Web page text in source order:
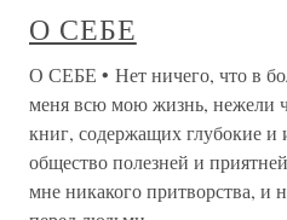
О СЕБЕ
О СЕБЕ • Нет ничего, что в
меня всю мою жизнь, нежели
книг, содержащих глубокие
общество полезней и
мне никакого притворства, и